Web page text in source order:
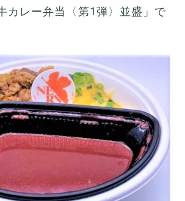
カレー弁当〈第1弾〉並盛」で